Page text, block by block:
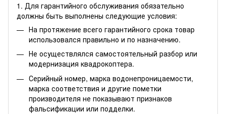
1. Для гарантийного обслуживания обязательно
должны быть выполнены следующие условия:
На протяжение всего гарантийного срока товар
использовался правильно и по назначению.
Не осуществлялся самостоятельный разбор или
модернизация квадрокоптера.
Серийный номер, марка водонепроницаемости,
марка соответствия и другие пометки
производителя не показывают признаков
фальсификации или подделки.